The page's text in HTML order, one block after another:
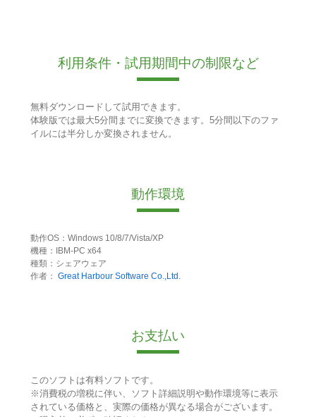
利用条件・試用期間中の制限など
無料ダウンロードして試用できます。
体験版では最大5分間までに変換できます。5分間以下のファ
イルには半分しか変換されません。
動作環境
動作OS：Windows 10/8/7/Vista/XP
機種：IBM-PC x64
種類：シェアウェア
作者： Great Harbour Software Co.,Ltd.
お支払い
このソフトは有料ソフトです。
※消費税の増税に伴い、ソフト詳細説明や動作環境等に表示
されている価格と、実際の価格が異なる場合がございます。